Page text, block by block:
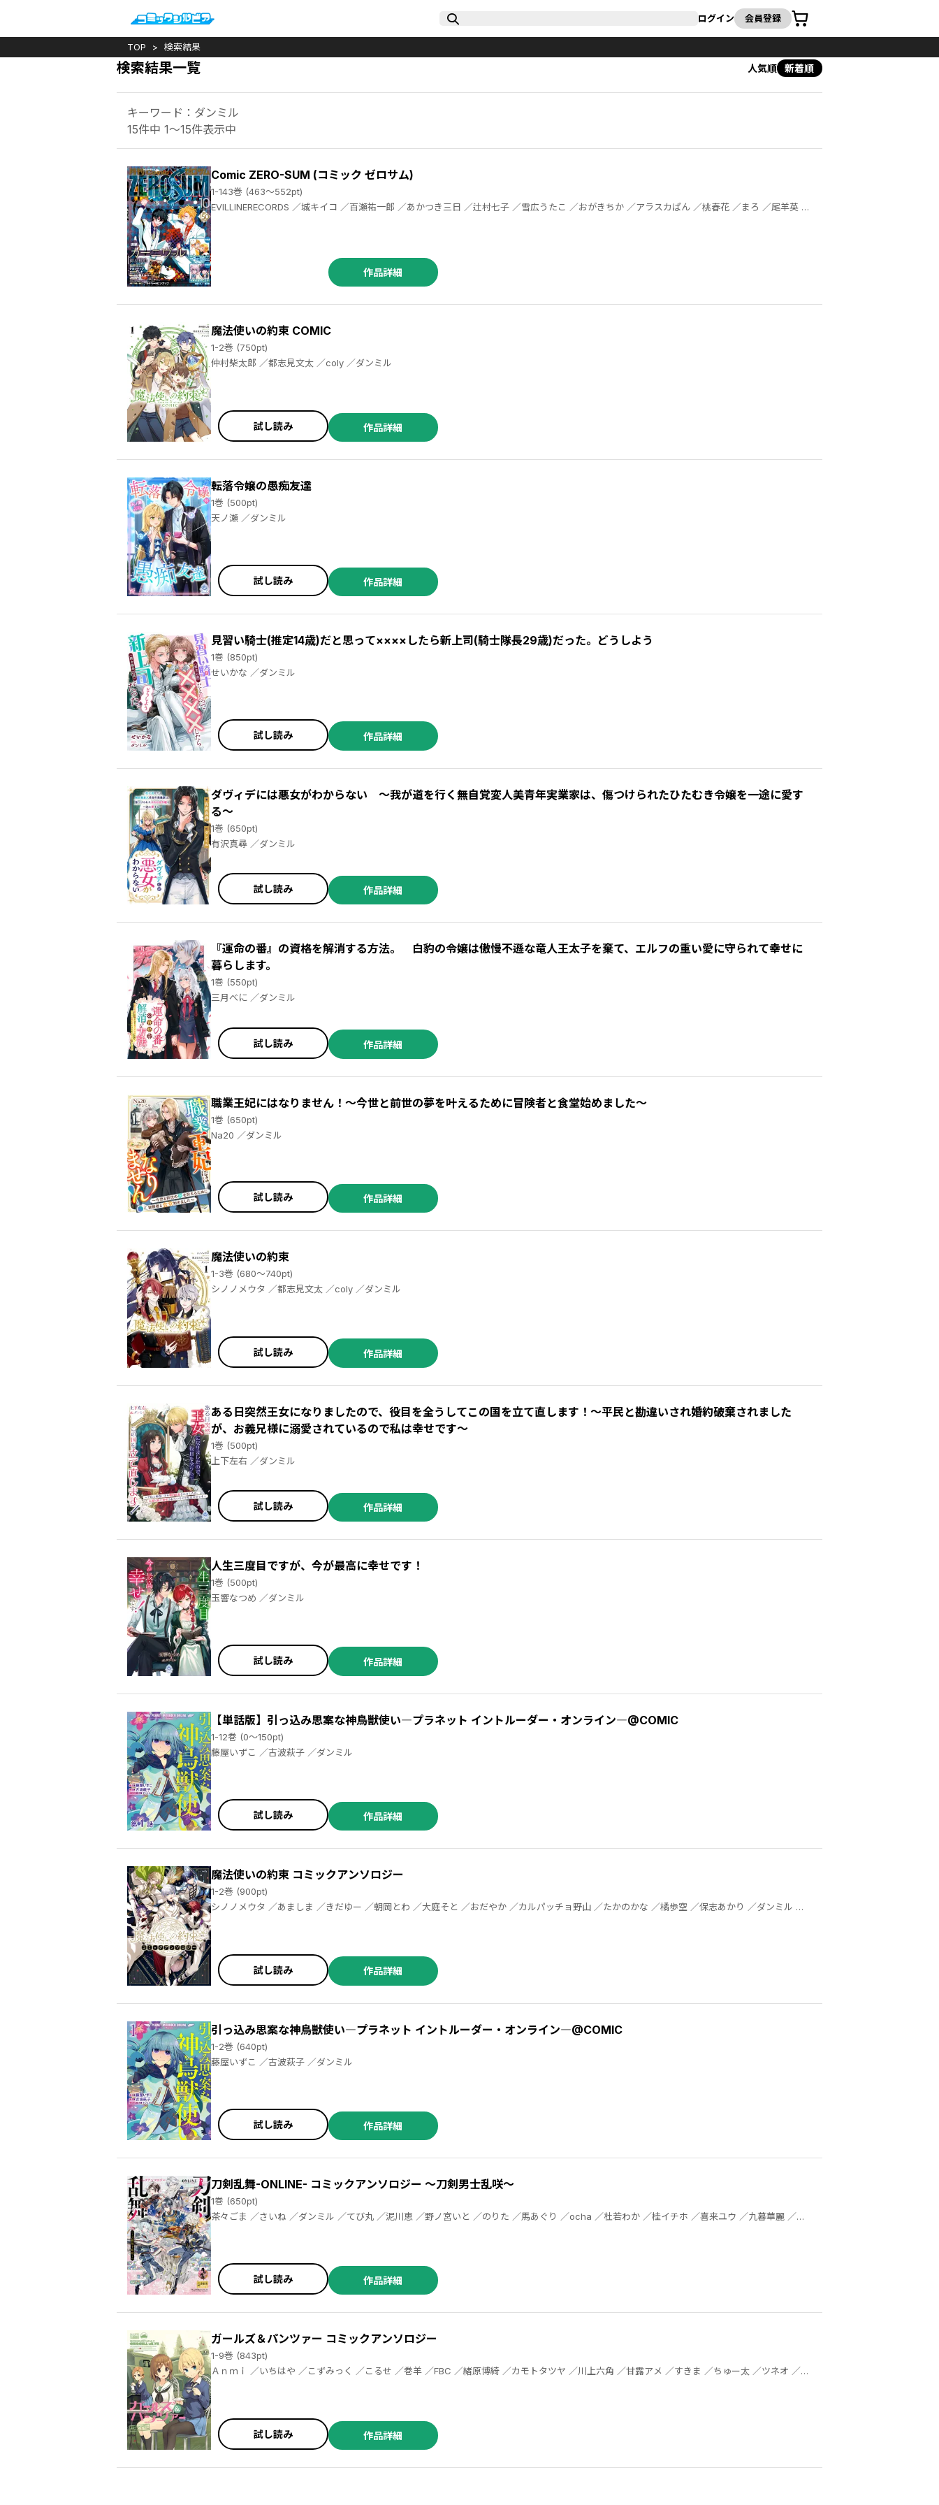
ログイン 会員登録
カート
TOP 検索結果
検索結果一覧 人気順 新着順
キーワード：ダンミル
15件中 1～15件表示中
Comic ZERO-SUM (コミック ゼロサム)
1-143巻 (463～552pt)
EVILLINERECORDS ／城キイコ ／百瀬祐一郎 ／あかつき三日 ／辻村七子 ／雪広うたこ ／おがきちか ／アラスカぱん ／桃春花 ／まろ ／尾羊英 ／中村颯希 ／ゆき哉 ／やましろ梅太 ／真冬日 ／御巫桃也 ／春園ショウ ／須賀今日助 ／佐藤友哉 ／ひだかなみ ／山口悟 ／高山しのぶ ／庭春樹 ／藤咲淳一 ／RayarkInc. ／久米田夏緒 ／おの秋人 ／文庫妖 ／なま ／雨宮由樹 ／市原ゆき乃 ／いそふらぼん肘樹 ／西実さく ／松幸かほ ／テクノサマタ ／ムネヤマヨシミ ／リベル・エンタテインメント ／冨士原良 ／シノノメウタ ／都志見文太
作品詳細
魔法使いの約束 COMIC
1-2巻 (750pt)
仲村柴太郎 ／都志見文太 ／coly ／ダンミル
試し読み 作品詳細
転落令嬢の愚痴友達
1巻 (500pt)
天ノ瀬 ／ダンミル
試し読み 作品詳細
見習い騎士(推定14歳)だと思って××××したら新上司(騎士隊長29歳)だった。どうしよう
1巻 (850pt)
せいかな ／ダンミル
試し読み 作品詳細
ダヴィデには悪女がわからない ～我が道を行く無自覚変人美青年実業家は、傷つけられたひたむき令嬢を一途に愛す
る～
1巻 (650pt)
有沢真尋 ／ダンミル
試し読み 作品詳細
『運命の番』の資格を解消する方法。 白豹の令嬢は傲慢不遜な竜人王太子を棄て、エルフの重い愛に守られて幸せに
暮らします。
1巻 (550pt)
三月べに ／ダンミル
試し読み 作品詳細
職業王妃にはなりません！～今世と前世の夢を叶えるために冒険者と食堂始めました～
1巻 (650pt)
Na20 ／ダンミル
試し読み 作品詳細
魔法使いの約束
1-3巻 (680～740pt)
シノノメウタ ／都志見文太 ／coly ／ダンミル
試し読み 作品詳細
ある日突然王女になりましたので、役目を全うしてこの国を立て直します！～平民と勘違いされ婚約破棄されました
が、お義兄様に溺愛されているので私は幸せです～
1巻 (500pt)
上下左右 ／ダンミル
試し読み 作品詳細
人生三度目ですが、今が最高に幸せです！
1巻 (500pt)
玉響なつめ ／ダンミル
試し読み 作品詳細
【単話版】引っ込み思案な神鳥獣使い―プラネット イントルーダー・オンライン―@COMIC
1-12巻 (0～150pt)
藤屋いずこ ／古波萩子 ／ダンミル
試し読み 作品詳細
魔法使いの約束 コミックアンソロジー
1-2巻 (900pt)
シノノメウタ ／あましま ／きだゆー ／朝岡とわ ／大庭そと ／おだやか ／カルパッチョ野山 ／たかのかな ／橘歩空 ／保志あかり ／ダンミル ／
試し読み 作品詳細
引っ込み思案な神鳥獣使い―プラネット イントルーダー・オンライン―@COMIC
1-2巻 (640pt)
藤屋いずこ ／古波萩子 ／ダンミル
試し読み 作品詳細
刀剣乱舞-ONLINE- コミックアンソロジー ～刀剣男士乱咲～
1巻 (650pt)
茶々ごま ／さいね ／ダンミル ／てび丸 ／泥川恵 ／野ノ宮いと ／のりた ／馬あぐり ／ocha ／杜若わか ／桂イチホ ／喜来ユウ ／九暮華麗 ／十
試し読み 作品詳細
ガールズ＆パンツァー コミックアンソロジー
1-9巻 (843pt)
Ａｎｍｉ ／いちはや ／こずみっく ／こるせ ／巻羊 ／FBC ／緒原博綺 ／カモトタツヤ ／川上六角 ／甘露アメ ／すきま ／ちゅー太 ／ツネオ ／はっとりまさき ／原田靖生 ／ｂｋｕｂ ／Pennel ／梵辛 ／都尾琉 ／モス ／YU_* ／パセリ ／あれっくす ／阿部かなり ／U35 ／自我帝 ／ねこみんと ／未来電機 ／こんがりぱすた ／たちつてつこ ／茶々 ／ぺけ ／ホリ ／まもウィリアムズ ／ｎｏｎｃｏ ／あずーる ／渥海潤 ／白狼 ／ＰＡＰＡ ／東皓司
試し読み 作品詳細